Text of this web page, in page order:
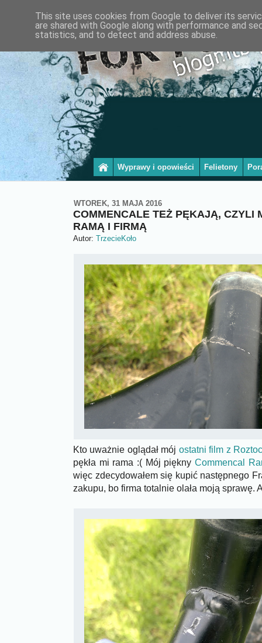
Wyprawy i opowieści Felietony
WTOREK, 31 MAJA 2016
COMMENCALE TEŻ PĘKAJĄ, CZYLI
RAMĄ I FIRMĄ
Autor: TrzecieKoło
Kto uważnie oglądał mój ostatni film z
pękła mi rama :( Mój pięknyCommencal
więc zdecydowałem się kupić następnego
zakupu, bo firma totalnie olała moją sprawę.
This site uses cookies from Google to deliver its
are shared with Google along with performance and
statistics, and to detect and address abuse.